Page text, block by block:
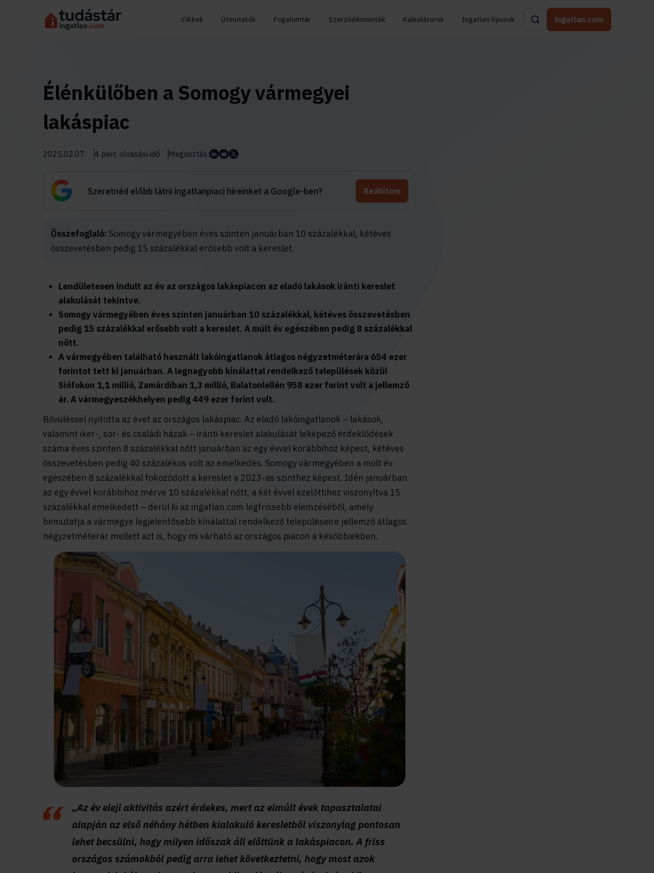
Cikkek Útmutatók Fogalomtár Szerződésminták Kalkulátorok Ingatlan típusok ingatlan.com
Élénkülőben a Somogy vármegyei
lakáspiac
2025.02.07. 4 perc olvasási idő Megosztás:
Szeretnéd előbb látni ingatlanpiaci híreinket a Google-ben? Beállítom
Összefoglaló: Somogy vármegyében éves szinten januárban 10 százalékkal, kétéves
összevetésben pedig 15 százalékkal erősebb volt a kereslet.
Lendületesen indult az év az országos lakáspiacon az eladó lakások iránti kereslet
alakulását tekintve.
Somogy vármegyében éves szinten januárban 10 százalékkal, kétéves összevetésben
pedig 15 százalékkal erősebb volt a kereslet. A múlt év egészében pedig 8 százalékkal
nőtt.
A vármegyében található használt lakóingatlanok átlagos négyzetméterára 654 ezer
forintot tett ki januárban. A legnagyobb kínálattal rendelkező települések közül
Siófokon 1,1 millió, Zamárdiban 1,3 millió, Balatonlellén 958 ezer forint volt a jellemző
ár. A vármegyeszékhelyen pedig 449 ezer forint volt.
Bővüléssel nyitotta az évet az országos lakáspiac. Az eladó lakóingatlanok – lakások,
valamint iker-, sor- és családi házak – iránti kereslet alakulását leképező érdeklődések
száma éves szinten 8 százalékkal nőtt januárban az egy évvel korábbihoz képest, kétéves
összevetésben pedig 40 százalékos volt az emelkedés. Somogy vármegyében a múlt év
egészében 8 százalékkal fokozódott a kereslet a 2023-as szinthez képest. Idén januárban
az egy évvel korábbihoz mérve 10 százalékkal nőtt, a két évvel ezelőttihez viszonyítva 15
százalékkal emelkedett – derül ki az ingatlan.com legfrissebb elemzéséből, amely
bemutatja a vármegye legjelentősebb kínálattal rendelkező településeire jellemző átlagos
négyzetméterár mellett azt is, hogy mi várható az országos piacon a későbbiekben.
„Az év eleji aktivitás azért érdekes, mert az elmúlt évek tapasztalatai
alapján az első néhány hétben kialakuló keresletből viszonylag pontosan
lehet becsülni, hogy milyen időszak áll előttünk a lakáspiacon. A friss
országos számokból pedig arra lehet következtetni, hogy most azok